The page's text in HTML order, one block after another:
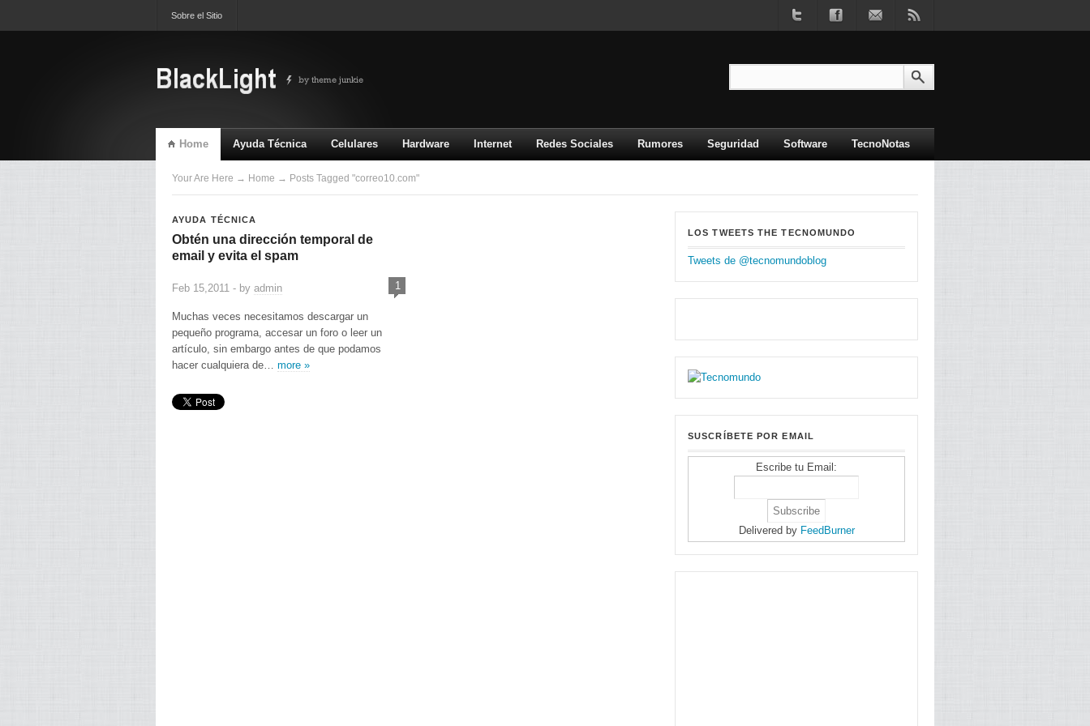
Sobre el Sitio
Home Ayuda Técnica Celulares Hardware Internet Redes Sociales Rumores Seguridad Software TecnoNotas
TV & Video Ultimas
Your Are Here → Home → Posts Tagged "correo10.com"
AYUDA TÉCNICA
Obtén una dirección temporal de
email y evita el spam
Feb 15,2011 - by admin 1
Muchas veces necesitamos descargar un
pequeño programa, accesar un foro o leer un
artículo, sin embargo antes de que podamos
hacer cualquiera de… more »
LOS TWEETS THE TECNOMUNDO
Tweets de @tecnomundoblog
SUSCRÍBETE POR EMAIL
Escribe tu Email:
Delivered by FeedBurner